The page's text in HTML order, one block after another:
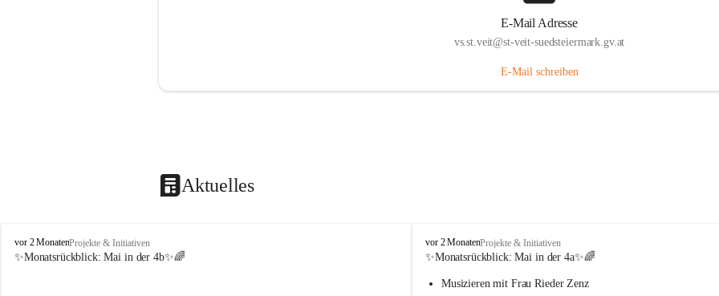
E-Mail Adresse
vs.st.veit@st-veit-suedsteiermark.gv.at
E-Mail schreiben
Aktuelles
V
o
vor 2 MonatenProjekte & Initiativen
✨Monatsrückblick: Mai in der 4b✨🌈
V
o
k
vor 2 MonatenProjekte & Initiativen
✨Monatsrückblick: Mai in der 4a✨🌈
Musizieren mit Frau Rieder Zenz